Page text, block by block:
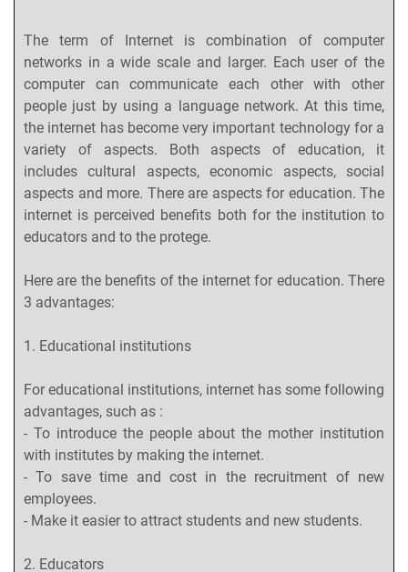
The term of Internet is combination of computer
networks in a wide scale and larger. Each user of the
computer can communicate each other with other
people just by using a language network. At this time,
the internet has become very important technology for a
variety of aspects. Both aspects of education, it
includes cultural aspects, economic aspects, social
aspects and more. There are aspects for education. The
internet is perceived benefits both for the institution to
educators and to the protege.
Here are the benefits of the internet for education. There
3 advantages:
1. Educational institutions
For educational institutions, internet has some following
advantages, such as :
- To introduce the people about the mother institution
with institutes by making the internet.
- To save time and cost in the recruitment of new
employees.
- Make it easier to attract students and new students.
2. Educators